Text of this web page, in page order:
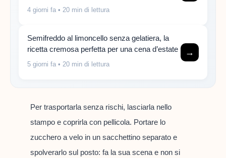
4 giorni fa • 20 min di lettura
Semifreddo al limoncello senza gelatiera, la
ricetta cremosa perfetta per una cena d’estate
5 giorni fa • 20 min di lettura
→
Per trasportarla senza rischi, lasciarla nello
stampo e coprirla con pellicola. Portare lo
zucchero a velo in un sacchettino separato e
spolverarlo sul posto: fa la sua scena e non si